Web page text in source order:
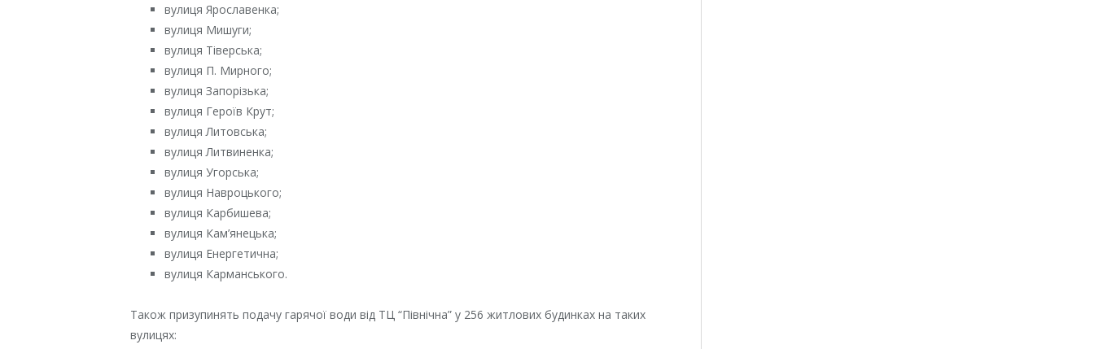
вулиця Ярославенка;
вулиця Мишуги;
вулиця Тіверська;
вулиця П. Мирного;
вулиця Запорізька;
вулиця Героїв Крут;
вулиця Литовська;
вулиця Литвиненка;
вулиця Угорська;
вулиця Навроцького;
вулиця Карбишева;
вулиця Кам’янецька;
вулиця Енергетична;
вулиця Карманського.
Також призупинять подачу гарячої води від ТЦ “Північна” у 256 житлових будинках на таких
вулицях: